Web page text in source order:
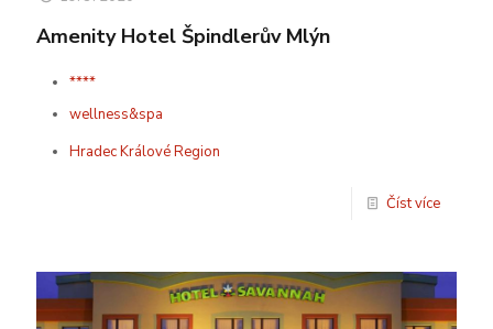
Amenity Hotel Špindlerův Mlýn
****
wellness&spa
Hradec Králové Region
Číst více